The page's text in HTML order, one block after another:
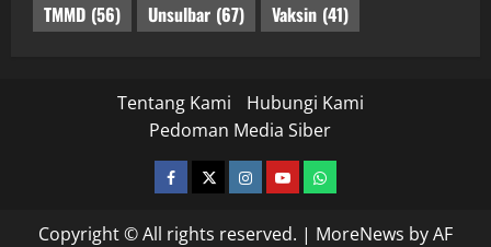
TMMD (56) Unsulbar (67) Vaksin (41)
Tentang Kami
Hubungi Kami
Pedoman Media Siber
facebooktwitterinstagram.com
youtubewhatsapp
Copyright © All rights reserved. | MoreNews by AF